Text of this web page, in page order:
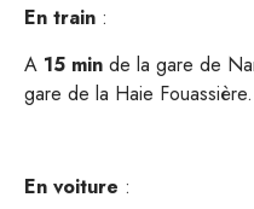
En train :
A 15 min de la gare de
gare de la Haie Fouassière.
En voiture :